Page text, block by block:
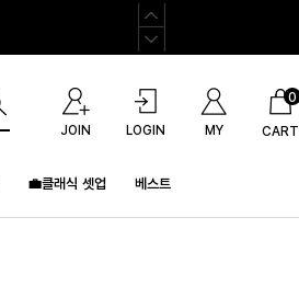
JOIN LOGIN MY CART
0
💼클래식 셋업 베스트